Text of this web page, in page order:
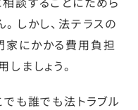
しかし、法テラスの
にかかる費用負担
ましょう。
も誰でも法トラブル